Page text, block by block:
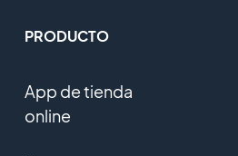
PRODUCTO
App de tienda
online